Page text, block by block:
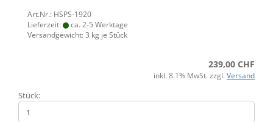
Art.Nr.: HSPS-1920
Lieferzeit:
ca. 2-5 Werktage
Versandgewicht:3 kg je Stück
239,00 CHF
inkl. 8.1% MwSt. zzgl. Versand
Stück: